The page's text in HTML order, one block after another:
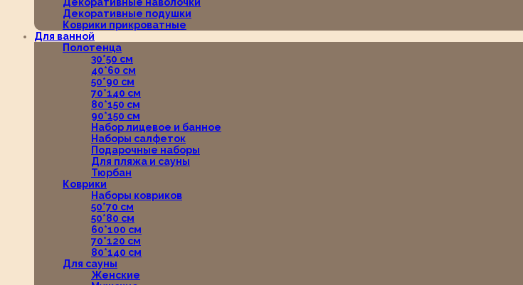
Декоративные подушки
Коврики прикроватные
Для ванной
Полотенца
30*50 см
40*60 см
50*90 см
70*140 см
80*150 см
90*150 см
Набор лицевое и банное
Наборы салфеток
Подарочные наборы
Для пляжа и сауны
Тюрбан
Коврики
Наборы ковриков
50*70 см
50*80 см
60*100 см
70*120 см
80*140 см
Для сауны
Женские